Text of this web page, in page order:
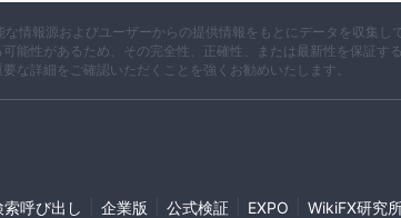
情報源およびユーザーからの提供情報をもとにデータを収集
能性があるため、その完全性、正確性、または最新性を保証す
な詳細をご確認いただくことを強くお勧めいたします。
索呼び出し 企業版 公式検証 EXPO WikiFX研究